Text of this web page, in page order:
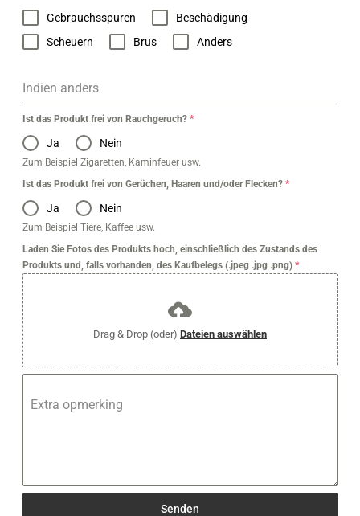
Gebrauchsspuren
Beschädigung
Scheuern
Brus Anders
Indien anders
Ist das Produkt frei von Rauchgeruch? *
Ja Nein
Zum Beispiel Zigaretten, Kaminfeuer usw.
Ist das Produkt frei von Gerüchen, Haaren und/oder Flecken? *
Ja Nein
Zum Beispiel Tiere, Kaffee usw.
Laden Sie Fotos des Produkts hoch, einschließlich des Zustands des
Produkts und, falls vorhanden, des Kaufbelegs (.jpeg .jpg .png) *
Drag & Drop (oder) Dateien auswählen
Extra opmerking
Senden